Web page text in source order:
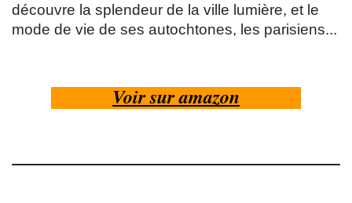
découvre la splendeur de la ville lumière, et le
mode de vie de ses autochtones, les parisiens...
Voir sur amazon